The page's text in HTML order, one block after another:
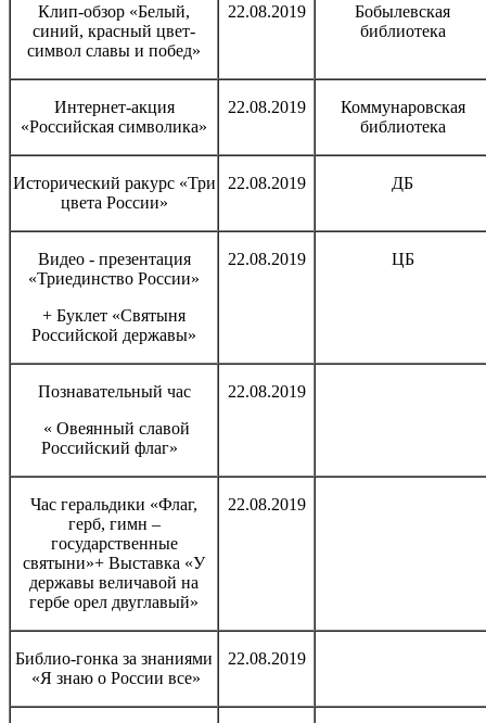
Клип-обзор «Белый,
синий, красный цвет-
символ славы и побед»
22.08.2019
Бобылевская
библиотека
Интернет-акция
«Российская символика»
22.08.2019
Коммунаровская
библиотека
Исторический ракурс «Три
цвета России»
22.08.2019 ДБ
Видео - презентация
«Триединство России»
+ Буклет «Святыня
Российской державы»
22.08.2019 ЦБ
Познавательный час
« Овеянный славой
Российский флаг»
22.08.2019
Час геральдики «Флаг,
герб, гимн –
государственные
святыни»+ Выставка «У
державы величавой на
гербе орел двуглавый»
22.08.2019
Библио-гонка за знаниями
«Я знаю о России все»
22.08.2019